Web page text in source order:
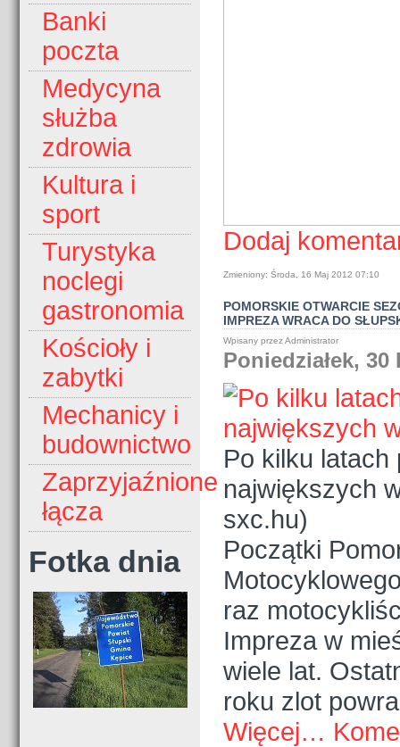
Banki
poczta
Medycyna
służba
zdrowia
Kultura i
sport
Turystyka
noclegi
gastronomia
Kościoły i
zabytki
Mechanicy i
budownictwo
Zaprzyjaźnione
łącza
Fotka dnia
Dodaj
Zmieniony: Środa, 16 Maj 2012 07:10
POMORSKIE OTWARCIE
IMPREZA WRACA DO
Wpisany przez Administrator
Poniedziałek, 30
Po kilku latach
największych
sxc.hu)
Początki
raz
Impreza w
wiele lat.
roku zlot
Więcej…